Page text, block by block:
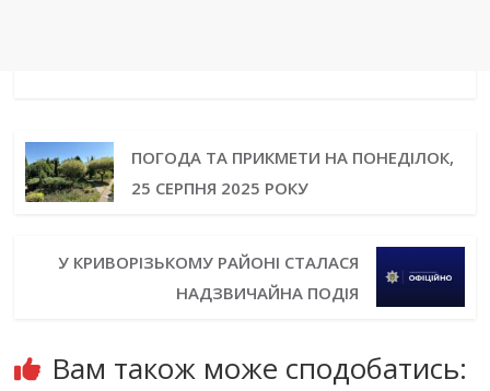
ПОГОДА ТА ПРИКМЕТИ НА ПОНЕДІЛОК,
25 СЕРПНЯ 2025 РОКУ
У КРИВОРІЗЬКОМУ РАЙОНІ СТАЛАСЯ
НАДЗВИЧАЙНА ПОДІЯ
Вам також може сподобатись: